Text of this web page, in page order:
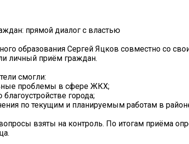
прямой диалог с властью
образования Сергей Яцков совместно со
личный приём граждан.
смогли:
проблемы в сфере ЖКХ;
города;
по текущим и планируемым работам в
взяты на контроль. По итогам приёма